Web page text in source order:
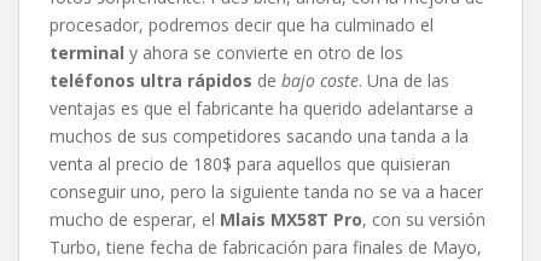
procesador, podremos decir que ha culminado el
terminal y ahora se convierte en otro de los
teléfonos ultra rápidos de bajo coste. Una de las
ventajas es que el fabricante ha querido adelantarse a
muchos de sus competidores sacando una tanda a la
venta al precio de 180$ para aquellos que quisieran
conseguir uno, pero la siguiente tanda no se va a hacer
mucho de esperar, el Mlais MX58T Pro, con su versión
Turbo, tiene fecha de fabricación para finales de Mayo,